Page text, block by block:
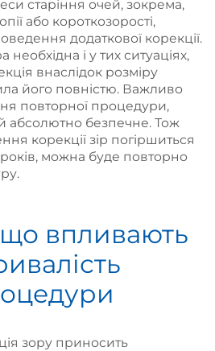
старіння очей, зокрема,
або короткозорості,
додаткової корекції.
і у тих ситуаціях,
внаслідок розміру
його повністю. Важливо
повторної процедури,
абсолютно безпечне. Тож
корекції зір погіршиться
можна буде повторно
впливають
зору приносить